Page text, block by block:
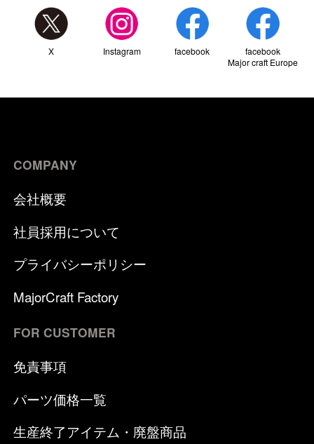
X Instagram facebook
facebook
Major craft Europe
COMPANY
会社概要
社員採用について
プライバシーポリシー
MajorCraft Factory
FOR CUSTOMER
免責事項
パーツ価格一覧
生産終了アイテム・廃盤商品